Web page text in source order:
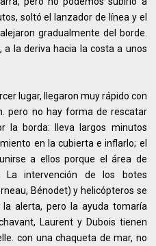
soltó el lanzador de línea y el
gradualmente del borde.
la deriva hacia la costa a unos
lugar, llegaron muy rápido con
pero no hay forma de rescatar
la borda: lleva largos minutos
en la cubierta e inflarlo; el
a ellos porque el área de
La intervención de los botes
Bénodet) y helicópteros se
alerta, pero la ayuda tomaría
Laurent y Dubois tienen
con una chaqueta de mar, no